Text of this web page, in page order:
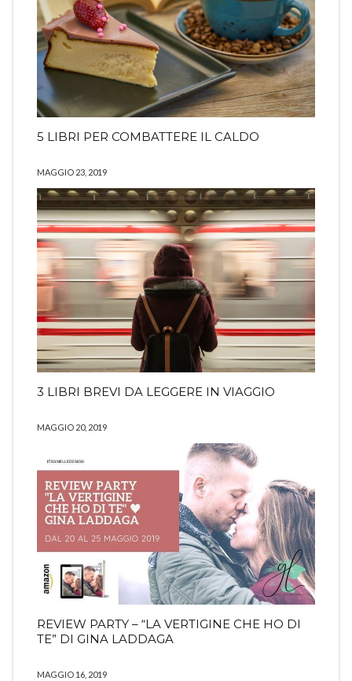
5 LIBRI PER COMBATTERE IL CALDO
MAGGIO 23, 2019
3 LIBRI BREVI DA LEGGERE IN VIAGGIO
MAGGIO 20, 2019
REVIEW PARTY – “LA VERTIGINE CHE HO DI
TE” DI GINA LADDAGA
MAGGIO 16, 2019